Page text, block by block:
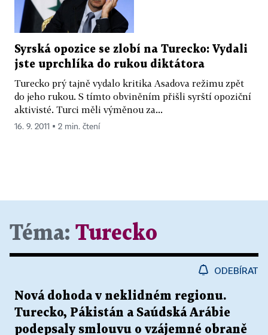
Syrská opozice se zlobí na Turecko: Vydali
jste uprchlíka do rukou diktátora
Turecko prý tajně vydalo kritika Asadova režimu zpět
do jeho rukou. S tímto obviněním přišli syrští opoziční
aktivisté. Turci měli výměnou za...
16. 9. 2011 ▪ 2 min. čtení
Téma: Turecko
ODEBÍRAT
Nová dohoda v neklidném regionu.
Turecko, Pákistán a Saúdská Arábie
podepsaly smlouvu o vzájemné obraně